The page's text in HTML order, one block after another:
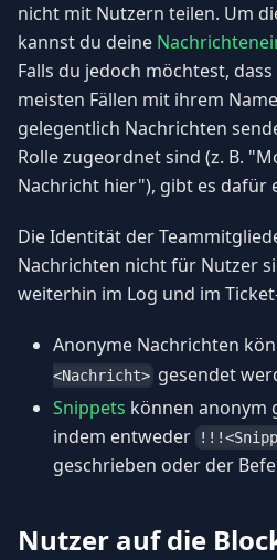
nicht mit Nutzern teilen. Um
kannst du deine
Falls du jedoch möchtest,
meisten Fällen mit ihrem
gelegentlich Nachrichten
Rolle zugeordnet sind (z. B.
Nachricht hier"), gibt es dafür
Die Identität der
Nachrichten nicht für Nutzer
weiterhin im Log und im
Anonyme Nachrichten
<Nachricht> gesendet
Snippets können anonym
indem entweder
geschrieben oder der
Nutzer auf die